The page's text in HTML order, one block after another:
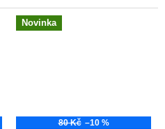
vyrobena z nerozbitného
materiálu, jsou lehká a
povrchově upravena barvou
Novinka
80 Kč –10 %